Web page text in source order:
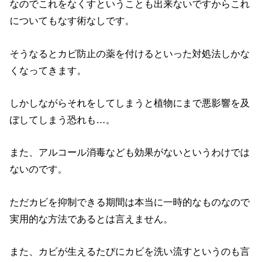
なのでこれをなくすということも出来ないですからこれ
についてもなす術なしです。
そうなるとカビ防止の薬を付けるといった対処法しかな
くなってきます。
しかしながらそれをしてしまうと植物にまで悪影響を及
ぼしてしまう恐れも…。
また、アルコール消毒なども効果がないというわけでは
ないのです。
ただカビを抑制できる期間は本当に一時的なものなので
実用的な方法であるとは言えません。
また、カビが生えるたびにカビを洗い流すというのも言